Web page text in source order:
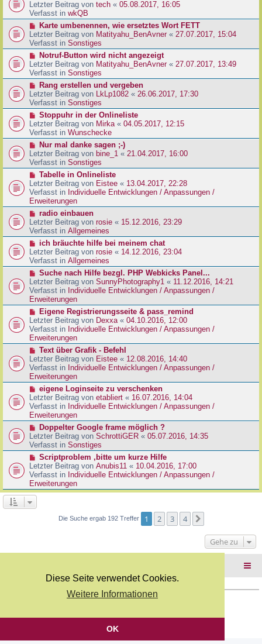
Diese Seite verwendet Cookies.
Weitere Informationen
OK
r
a
g
B
e
t
r
a
g
e
u
e
r
B
e
t
r
a
g
Letzter Beitrag von tech « 05.08.2017, 16:05
Verfasst in wkQB
N
e
u
e
r
B
e
t
r
a
g
Karte umbenennen, wie ersetztes Wort FETT
Letzter Beitrag von Matityahu_BenAvner « 27.07.2017, 15:04
Verfasst in Sonstiges
N
e
u
e
r
B
e
t
r
a
g
Notruf-Button wird nicht angezeigt
Letzter Beitrag von Matityahu_BenAvner« 27.07.2017, 13:49
Verfasst in Sonstiges
N
e
u
e
r
B
e
t
r
a
g
Rang erstellen und vergeben
Letzter Beitrag von LkLp1082 « 26.06.2017, 17:30
Verfasst in Sonstiges
N
e
u
e
r
B
e
t
r
a
g
Stoppuhr in der Onlineliste
Letzter Beitrag von Mirka« 04.05.2017, 12:15
Verfasst in Wunschecke
N
e
u
e
r
B
e
i
r
a
g
Nur mal danke sagen ;-)
Letzter Beitrag von bine_1 « 21.04.2017, 16:00
Verfasst in Sonstiges
N
e
u
e
r
B
e
i
r
a
g
Tabelle in Onlineliste
Letzter Beitrag von Eistee « 13.04.2017, 22:28
Verfasst in Individuelle Entwicklungen / Anpassungen /
Erweiterungen
N
e
u
e
r
B
e
t
r
a
g
radio einbauen
Letzter Beitrag von rosie « 15.12.2016, 23:29
Verfasst in Allgemeines
N
e
u
e
r
B
e
i
r
a
g
ich bräuchte hilfe bei meinem chat
Letzter Beitrag von rosie « 14.12.2016, 23:04
Verfasst in Allgemeines
N
e
u
e
r
B
e
i
t
a
g
Suche nach Hilfe bezgl. PHP Webkicks Panel...
Letzter Beitrag von SunnyPhotography1 « 11.12.2016, 14:21
Verfasst in Individuelle Entwicklungen / Anpassungen /
Erweiterungen
N
e
u
e
r
B
e
i
t
a
g
Eigene Registrierungsseite & pass_remind
Letzter Beitrag von Dexxa« 04.10.2016, 12:00
Verfasst in Individuelle Entwicklungen / Anpassungen /
Erweiterungen
N
e
u
e
r
B
e
i
t
a
g
Text über Grafik - Befehl
Letzter Beitrag von Eistee « 12.08.2016, 14:40
Verfasst in Individuelle Entwicklungen / Anpassungen /
Erweiterungen
N
e
u
e
r
B
e
i
r
a
g
eigene Loginseite zu verschenken
Letzter Beitrag von etabliert « 16.07.2016, 14:04
Verfasst in Individuelle Entwicklungen / Anpassungen /
Erweiterungen
N
e
u
e
r
B
e
i
t
r
Doppelter Google frame möglich ?
Letzter Beitrag von SchrottiGER « 05.07.2016, 14:35
Verfasst in Sonstiges
N
e
u
e
r
e
g
Scriptproblem ,bitte um kurze Hilfe
Letzter Beitrag von Anubis11 « 10.04.2016, 17:00
Verfasst in Individuelle Entwicklungen / Anpassungen /
Erweiterungen
Die Suche ergab 192 Treffer 1 2 3 4
Gehe zu
Deutsche Übersetzung durchphpBB.de